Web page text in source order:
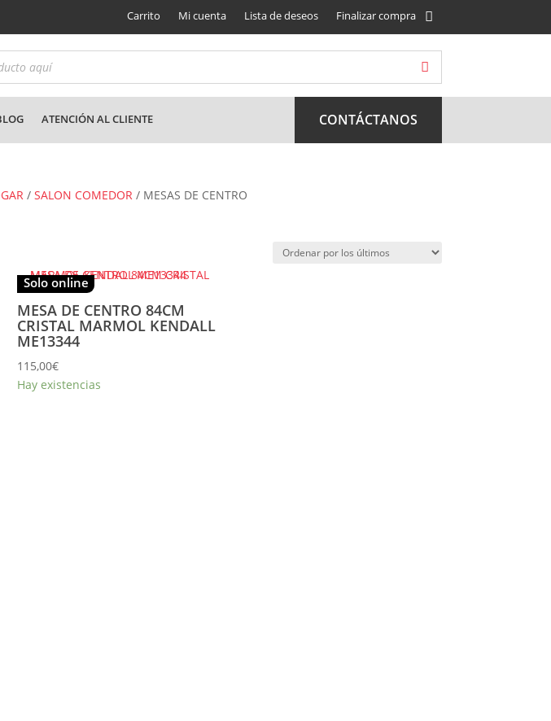
Carrito Mi cuenta Lista de deseos Finalizar compra
ATENCIÓN AL CLIENTE CONTÁCTANOS
/SALON COMEDOR / MESAS DE CENTRO
Solo online
MESA DE CENTRO 84CM
CRISTAL MARMOL KENDALL
ME13344
115,00€
Hay existencias